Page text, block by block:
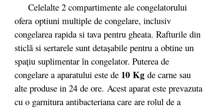
Celelalte 2 compartimente ale congelatorului
ofera optiuni multiple de congelare, inclusiv
congelarea rapida si tava pentru gheata. Rafturile din
sticlă si sertarele sunt detașabile pentru a obtine un
spațiu suplimentar în congelator. Puterea de
congelare a aparatului este de 10 Kg de carne sau
alte produse in 24 de ore. Acest aparat este prevazuta
cu o garnitura antibacteriana care are rolul de a